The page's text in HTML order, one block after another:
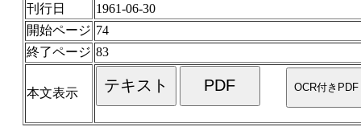
刊行日
1961-06-30
開始ページ 74
終了ページ 83
本文表示